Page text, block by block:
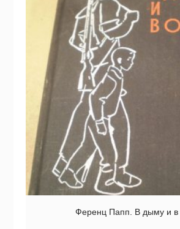
Ференц Папп. В дыму и в